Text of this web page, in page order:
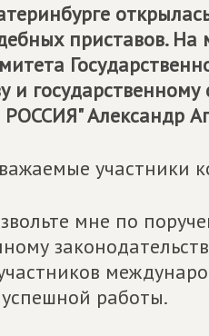
приставов.
и
Александр
участники
мне по
работы.